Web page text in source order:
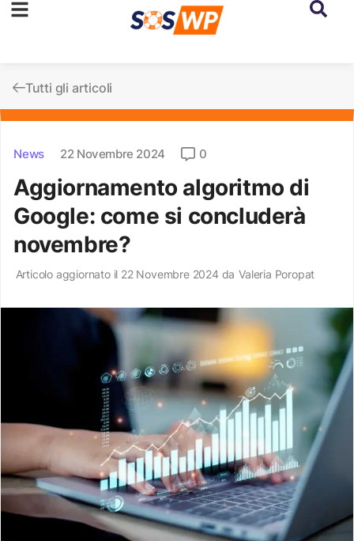
Tutti gli articoli
News 22 Novembre 2024 0
Aggiornamento algoritmo di
Google: come si concluderà
novembre?
Articolo aggiornato il 22 Novembre 2024 da Valeria Poropat